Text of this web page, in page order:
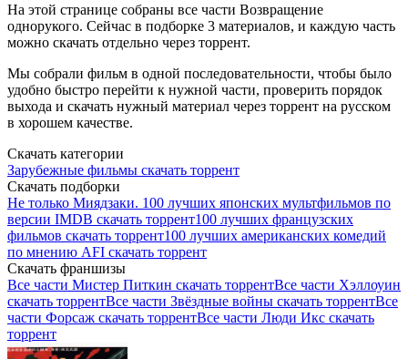
На этой странице собраны все части Возвращение
однорукого. Сейчас в подборке 3 материалов, и каждую часть
можно скачать отдельно через торрент.
Мы собрали фильм в одной последовательности, чтобы было
удобно быстро перейти к нужной части, проверить порядок
выхода и скачать нужный материал через торрент на русском
в хорошем качестве.
Скачать категории
Зарубежные фильмы скачать торрент
Скачать подборки
Не только Миядзаки. 100 лучших японских мультфильмов по
версии IMDB скачать торрент100 лучших французских
фильмов скачать торрент100 лучших американских комедий
по мнению AFI скачать торрент
Скачать франшизы
Все части Мистер Питкин скачать торрентВсе части Хэллоуин
скачать торрентВсе части Звёздные войны скачать торрентВсе
части Форсаж скачать торрентВсе части Люди Икс скачать
торрент